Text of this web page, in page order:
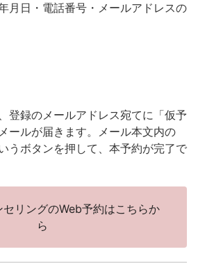
月日・電話番号・メールアドレスの
登録のメールアドレス宛てに「仮予
ールが届きます。メール本文内の
うボタンを押して、本予約が完了で
リングのWeb予約はこちらか
ら